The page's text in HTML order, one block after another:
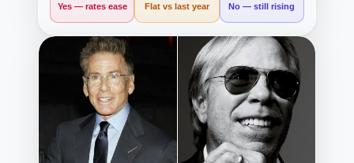
Yes — rates ease Flat vs last year No — still rising